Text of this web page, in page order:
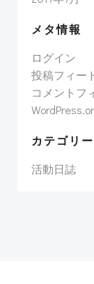
メタ情報
ログイン
投稿フィー
コメントフ
カテゴリー
活動日誌